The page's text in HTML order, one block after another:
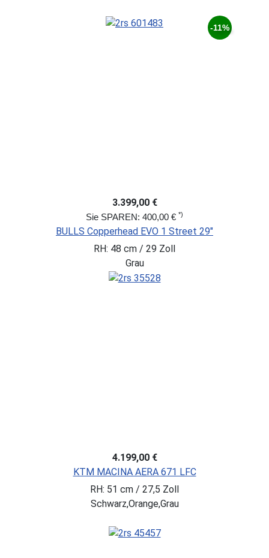
-11%
3.399,00 €
Sie SPAREN: 400,00 € *)
BULLS Copperhead EVO 1 Street 29"
RH: 48 cm / 29 Zoll
Grau
4.199,00 €
KTM MACINA AERA 671 LFC
RH: 51 cm / 27,5 Zoll
Schwarz,Orange,Grau